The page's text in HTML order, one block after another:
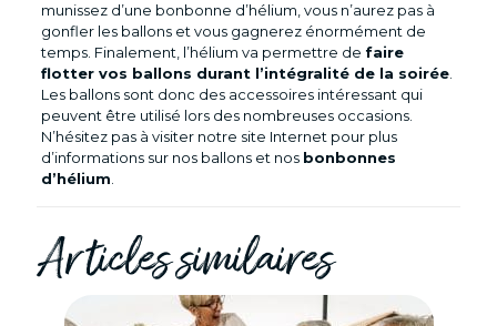
munissez d’une bonbonne d’hélium, vous n’aurez pas à
gonfler les ballons et vous gagnerez énormément de
temps. Finalement, l’hélium va permettre de faire
flotter vos ballons durant l’intégralité de la soirée.
Les ballons sont donc des accessoires intéressant qui
peuvent être utilisé lors des nombreuses occasions.
N’hésitez pas à visiter notre site Internet pour plus
d’informations sur nos ballons et nos bonbonnes
d’hélium.
Articles similaires